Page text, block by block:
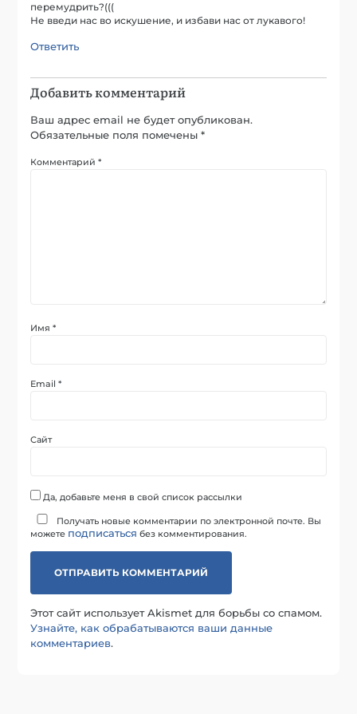
перемудрить?(((
Не введи нас во искушение, и избави нас от лукавого!
Ответить
Добавить комментарий
Ваш адрес email не будет опубликован.
Обязательные поля помечены*
Комментарий*
Имя*
Email*
Сайт
Да, добавьте меня в свой список рассылки
Получать новые комментарии по электронной почте. Вы
можете подписаться без комментирования.
Этот сайт использует Akismet для борьбы со спамом.
Узнайте, как обрабатываются ваши данные
комментариев.